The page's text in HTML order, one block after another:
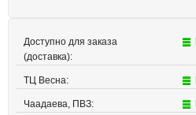
Доступно для заказа
(доставка):
ТЦ Весна:
Чаадаева, ПВЗ: